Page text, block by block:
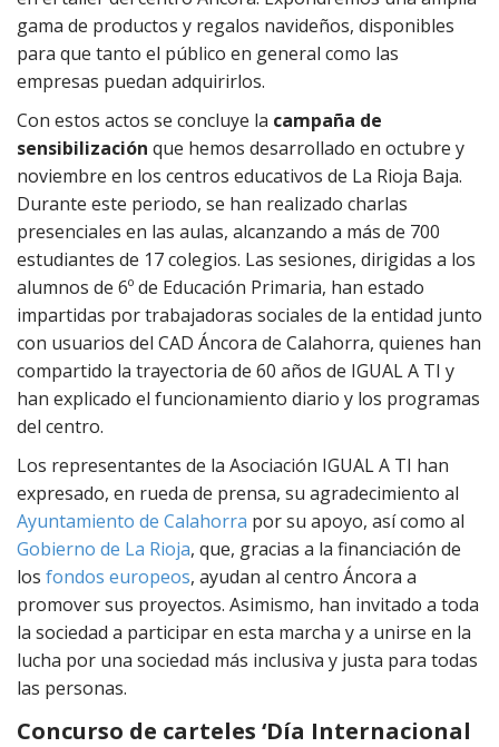
gama de productos y regalos navideños, disponibles
para que tanto el público en general como las
empresas puedan adquirirlos.
Con estos actos se concluye la campaña de
sensibilización que hemos desarrollado en octubre y
noviembre en los centros educativos de La Rioja Baja.
Durante este periodo, se han realizado charlas
presenciales en las aulas, alcanzando a más de 700
estudiantes de 17 colegios. Las sesiones, dirigidas a los
alumnos de 6º de Educación Primaria, han estado
impartidas por trabajadoras sociales de la entidad junto
con usuarios del CAD Áncora de Calahorra, quienes han
compartido la trayectoria de 60 años de IGUAL A TI y
han explicado el funcionamiento diario y los programas
del centro.
Los representantes de la Asociación IGUAL A TI han
expresado, en rueda de prensa, su agradecimiento al
Ayuntamiento de Calahorra por su apoyo, así como al
Gobierno de La Rioja, que, gracias a la financiación de
los fondos europeos, ayudan al centro Áncora a
promover sus proyectos. Asimismo, han invitado a toda
la sociedad a participar en esta marcha y a unirse en la
lucha por una sociedad más inclusiva y justa para todas
las personas.
Concurso de carteles ‘Día Internacional